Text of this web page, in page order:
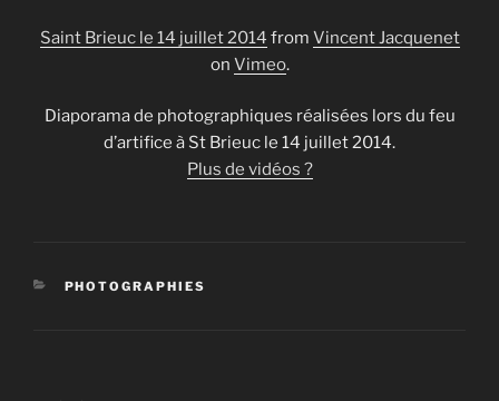
Saint Brieuc le 14 juillet 2014 from Vincent Jacquenet
on Vimeo.
Diaporama de photographiques réalisées lors du feu
d’artifice à St Brieuc le 14 juillet 2014.
Plus de vidéos ?
CATÉGORIES
PHOTOGRAPHIES